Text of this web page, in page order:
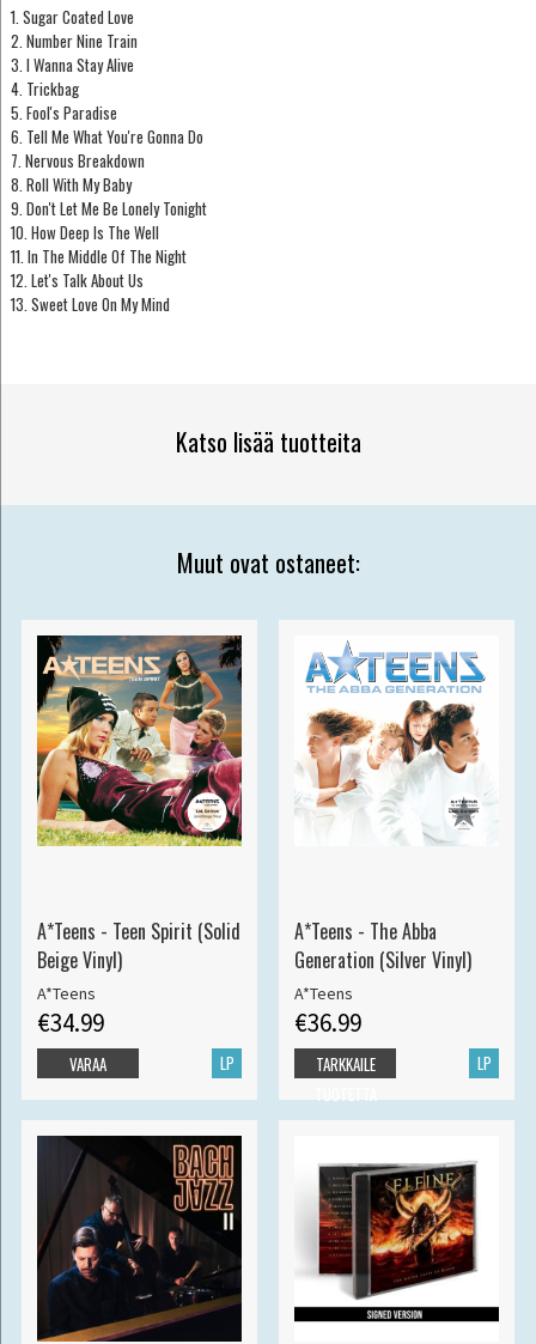
1. Sugar Coated Love
2. Number Nine Train
3. I Wanna Stay Alive
4. Trickbag
5. Fool's Paradise
6. Tell Me What You're Gonna Do
7. Nervous Breakdown
8. Roll With My Baby
9. Don't Let Me Be Lonely Tonight
10. How Deep Is The Well
11. In The Middle Of The Night
12. Let's Talk About Us
13. Sweet Love On My Mind
Katso lisää tuotteita
Muut ovat ostaneet:
A*Teens - Teen Spirit (Solid
Beige Vinyl)
A*Teens
€34.99
LP
VARAA
A*Teens - The Abba
Generation (Silver Vinyl)
A*Teens
€36.99
LP
TARKKAILE